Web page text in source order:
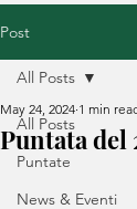
Post
All Posts
Puntate
News & Eventi
All Posts
Puntata del
May 24, 2024 1 min